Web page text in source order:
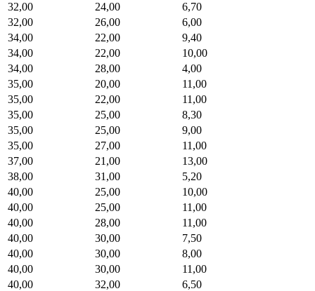
32,00
24,00
6,70
32,00
26,00
6,00
34,00
22,00
9,40
34,00
22,00
10,00
34,00
28,00
4,00
35,00
20,00
11,00
35,00
22,00
11,00
35,00
25,00
8,30
35,00
25,00
9,00
35,00
27,00
11,00
37,00
21,00
13,00
38,00
31,00
5,20
40,00
25,00
10,00
40,00
25,00
11,00
40,00
28,00
11,00
40,00
30,00
7,50
40,00
30,00
8,00
40,00
30,00
11,00
40,00
32,00
6,50